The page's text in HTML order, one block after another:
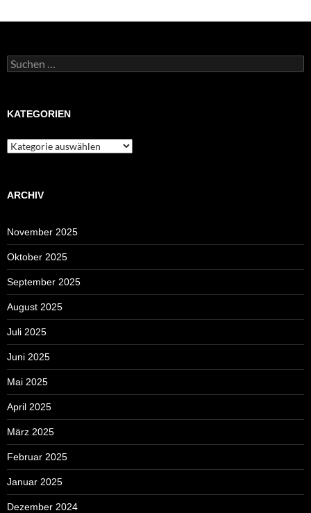
Suchen
nach:
KATEGORIEN
Kategorien
ARCHIV
November 2025
Oktober 2025
September 2025
August 2025
Juli 2025
Juni 2025
Mai 2025
April 2025
März 2025
Februar 2025
Januar 2025
Dezember 2024